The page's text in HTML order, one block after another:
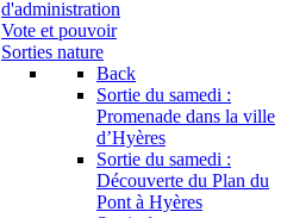
d'administration
Vote et pouvoir
Sorties nature
Back
Sortie du samedi :
Promenade dans la ville
d’Hyères
Sortie du samedi :
Découverte du Plan du
Pont à Hyères